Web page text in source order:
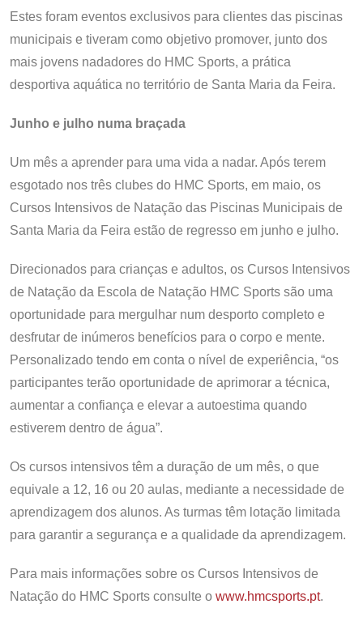
Estes foram eventos exclusivos para clientes das piscinas
municipais e tiveram como objetivo promover, junto dos
mais jovens nadadores do HMC Sports, a prática
desportiva aquática no território de Santa Maria da Feira.
Junho e julho numa braçada
Um mês a aprender para uma vida a nadar. Após terem
esgotado nos três clubes do HMC Sports, em maio, os
Cursos Intensivos de Natação das Piscinas Municipais de
Santa Maria da Feira estão de regresso em junho e julho.
Direcionados para crianças e adultos, os Cursos Intensivos
de Natação da Escola de Natação HMC Sports são uma
oportunidade para mergulhar num desporto completo e
desfrutar de inúmeros benefícios para o corpo e mente.
Personalizado tendo em conta o nível de experiência, “os
participantes terão oportunidade de aprimorar a técnica,
aumentar a confiança e elevar a autoestima quando
estiverem dentro de água”.
Os cursos intensivos têm a duração de um mês, o que
equivale a 12, 16 ou 20 aulas, mediante a necessidade de
aprendizagem dos alunos. As turmas têm lotação limitada
para garantir a segurança e a qualidade da aprendizagem.
Para mais informações sobre os Cursos Intensivos de
Natação do HMC Sports consulte o www.hmcsports.pt.